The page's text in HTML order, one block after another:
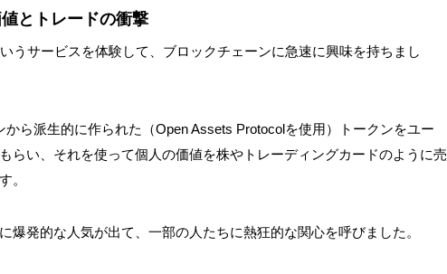
とトレードの衝撃
うサービスを体験して、ブロックチェーンに急速に興味を持ちまし
から派生的に作られた（Open Assets Protocolを使用）トークンをユー
らい、それを使って個人の価値を株やトレーディングカードのように売
。
爆発的な人気が出て、一部の人たちに熱狂的な関心を呼びました。